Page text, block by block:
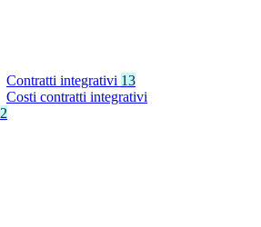
Contratti integrativi 13
Costi contratti integrativi
2